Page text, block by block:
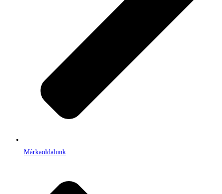
Márkaoldalunk